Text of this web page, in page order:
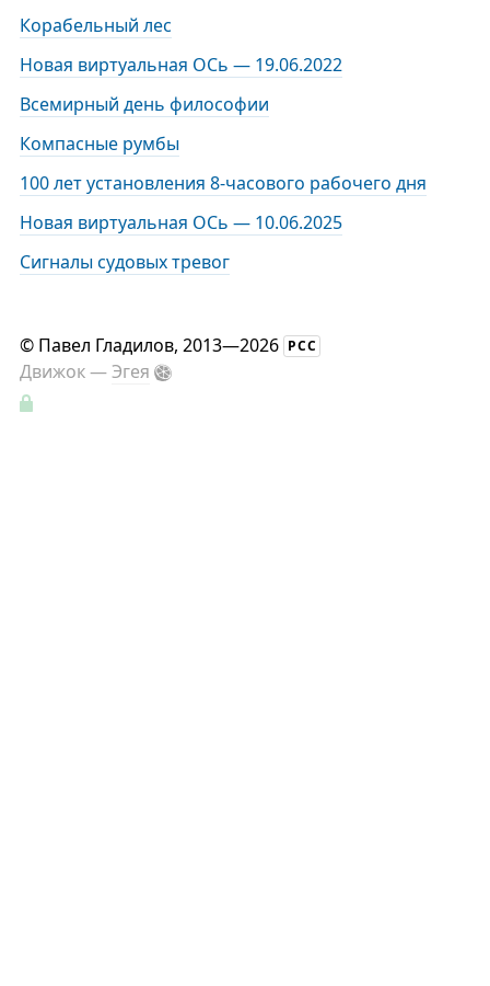
Корабельный лес
Новая виртуальная ОСь — 19.06.2022
Всемирный день философии
Компасные румбы
100 лет установления 8-часового рабочего дня
Новая виртуальная ОСь — 10.06.2025
Сигналы судовых тревог
© Павел Гладилов, 2013—2026 РСС
Движок —Эгея